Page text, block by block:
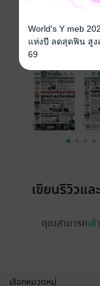
ฉบับย้อนหลั
เขียนรีวิวแล
คุณสามารถเ
เลือกหมวดหมู่
World's Y meb
แห่งปี ลดสุดฟิน สูง
69